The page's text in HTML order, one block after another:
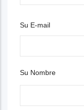
Su E-mail
Su Nombre